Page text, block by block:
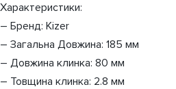
Характеристики:
– Бренд: Kizer
– Загальна Довжина: 185 мм
– Довжина клинка: 80 мм
– Товщина клинка: 2.8 мм